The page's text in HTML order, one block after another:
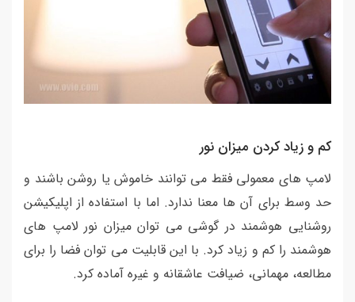
کم و زیاد کردن میزان نور
لامپ های معمولی فقط می توانند خاموش یا روشن باشند و
حد وسط برای آن ها معنا ندارد. اما با استفاده از اپلیکیشن
روشنایی هوشمند در گوشی می توان میزان نور لامپ های
هوشمند را کم و زیاد کرد. با این قابلیت می توان فضا را برای
مطالعه، مهمانی، ضیافت عاشقانه و غیره آماده کرد.